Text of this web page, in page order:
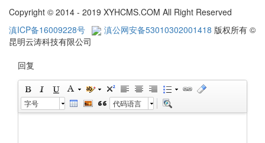
Copyright © 2014 - 2019 XYHCMS.COM All Right Reserved
滇ICP备16009228号
滇公网安备53010302001418 版权所有 ©
昆明云涛科技有限公司
回复
字号 代码语言